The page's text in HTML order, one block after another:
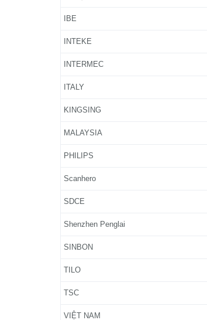
IBE
INTEKE
INTERMEC
ITALY
KINGSING
MALAYSIA
PHILIPS
Scanhero
SDCE
Shenzhen Penglai
SINBON
TILO
TSC
VIỆT NAM